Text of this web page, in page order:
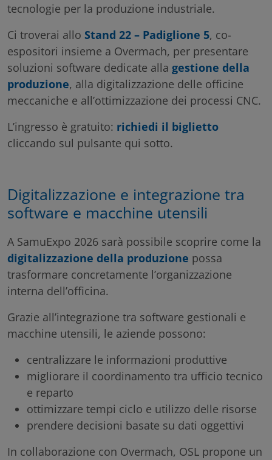
tecnologie per la produzione industriale.
Ci troverai allo Stand 22 – Padiglione 5, co-
espositori insieme a Overmach, per presentare
soluzioni software dedicate alla gestione della
produzione, alla digitalizzazione delle officine
meccaniche e all’ottimizzazione dei processi CNC.
L’ingresso è gratuito: richiedi il biglietto
cliccando sul pulsante qui sotto.
Digitalizzazione e integrazione tra
software e macchine utensili
A SamuExpo 2026 sarà possibile scoprire come la
digitalizzazione della produzione possa
trasformare concretamente l’organizzazione
interna dell’officina.
Grazie all’integrazione tra software gestionali e
macchine utensili, le aziende possono:
centralizzare le informazioni produttive
migliorare il coordinamento tra ufficio tecnico
e reparto
ottimizzare tempi ciclo e utilizzo delle risorse
prendere decisioni basate su dati oggettivi
In collaborazione con Overmach, OSL propone un